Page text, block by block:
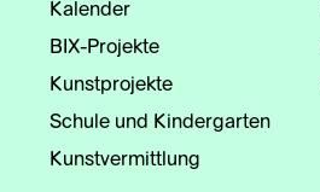
Kalender
BIX-Projekte
Kunstprojekte
Schule und Kindergarten
Kunstvermittlung